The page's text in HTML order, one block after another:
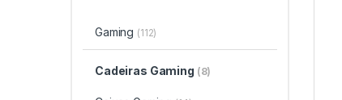
Gaming (112)
Cadeiras Gaming (8)